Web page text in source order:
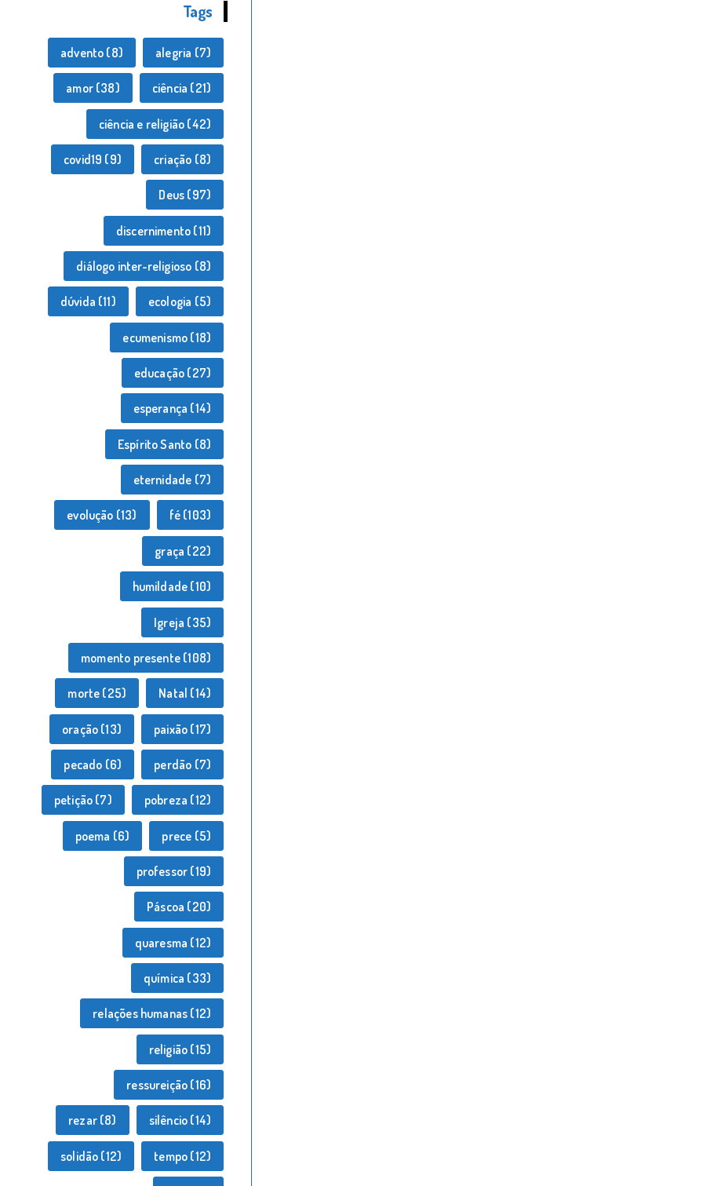
Tags
advento (8) alegria (7)
amor(38) ciência (21)
ciência e religião (42)
covid19 (9) criação (8)
Deus (97)
discernimento (11)
diálogo inter-religioso (8)
dúvida (11) ecologia (5)
ecumenismo (18)
educação (27)
esperança (14)
Espírito Santo (8)
eternidade (7)
evolução (13) fé (103)
graça (22)
humildade (10)
Igreja (35)
momento presente (108)
morte (25) Natal (14)
oração (13) paixão (17)
pecado (6) perdão (7)
petição (7) pobreza (12)
poema (6) prece (5)
professor (19)
Páscoa (20)
quaresma (12)
química (33)
relações humanas (12)
religião (15)
ressureição (16)
rezar(8) silêncio (14)
solidão (12) tempo (12)